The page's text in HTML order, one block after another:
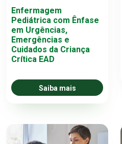
Enfermagem
Pediátrica com Ênfase
em Urgências,
Emergências e
Cuidados da Criança
Crítica EAD
Saiba mais